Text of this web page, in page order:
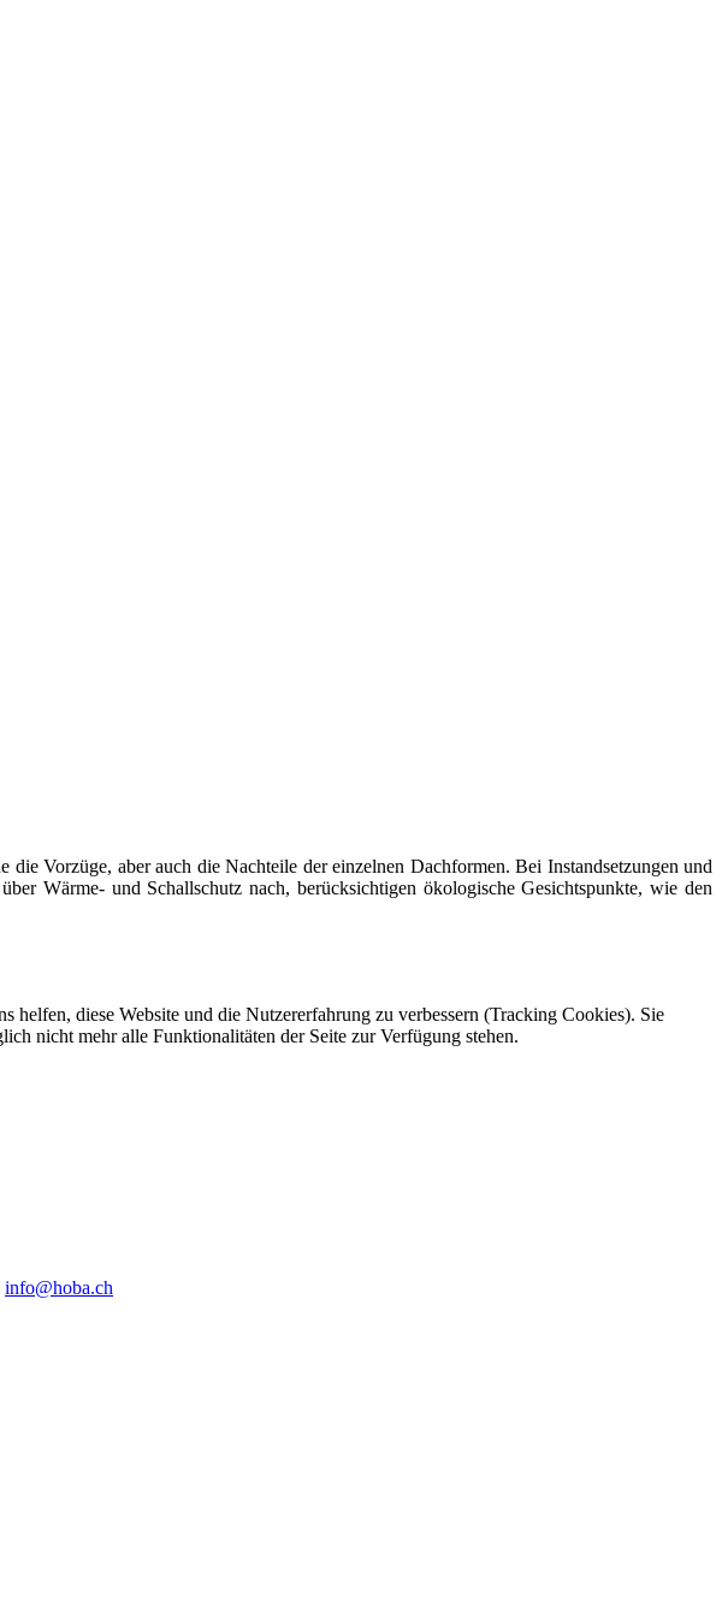
Vorzüge, aber auch die Nachteile der einzelnen Dachformen. Bei Instandsetzungen und
Wärme- und Schallschutz nach, berücksichtigen ökologische Gesichtspunkte, wie den
info@hoba.ch
helfen, diese Website und die Nutzererfahrung zu verbessern (Tracking Cookies). Sie
nicht mehr alle Funktionalitäten der Seite zur Verfügung stehen.